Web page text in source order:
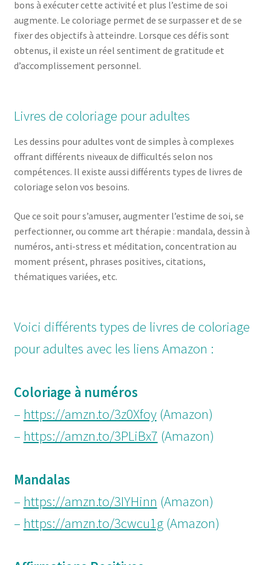
bons à exécuter cette activité et plus l’estime de soi
augmente. Le coloriage permet de se surpasser et de se
fixer des objectifs à atteindre. Lorsque ces défis sont
obtenus, il existe un réel sentiment de gratitude et
d’accomplissement personnel.
Livres de coloriage pour adultes
Les dessins pour adultes vont de simples à complexes
offrant différents niveaux de difficultés selon nos
compétences. Il existe aussi différents types de livres de
coloriage selon vos besoins.
Que ce soit pour s’amuser, augmenter l’estime de soi, se
perfectionner, ou comme art thérapie : mandala, dessin à
numéros, anti-stress et méditation, concentration au
moment présent, phrases positives, citations,
thématiques variées, etc.
Voici différents types de livres de coloriage
pour adultes avec les liens Amazon :
Coloriage à numéros
– https://amzn.to/3z0Xfoy(Amazon)
– https://amzn.to/3PLiBx7 (Amazon)
Mandalas
– https://amzn.to/3IYHinn (Amazon)
– https://amzn.to/3cwcu1g(Amazon)